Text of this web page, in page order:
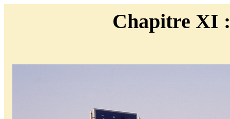
Chapitre XI